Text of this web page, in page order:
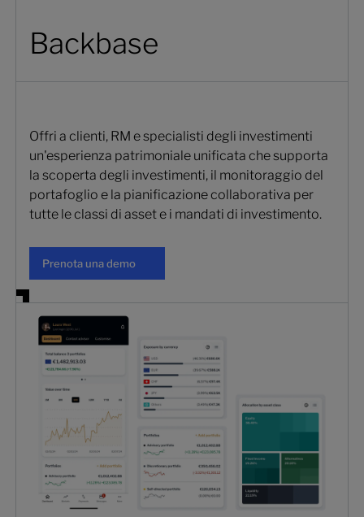
Backbase
Offri a clienti, RM e specialisti degli investimenti
un'esperienza patrimoniale unificata che supporta
la scoperta degli investimenti, il monitoraggio del
portafoglio e la pianificazione collaborativa per
tutte le classi di asset e i mandati di investimento.
Prenota una demo